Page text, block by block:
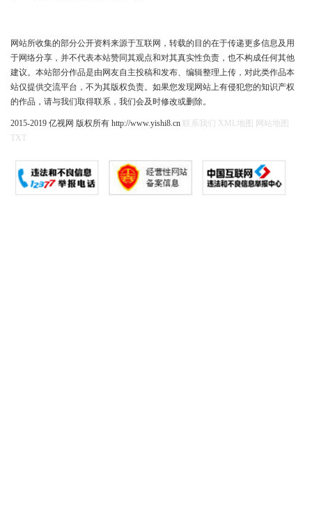
网站所收集的部分公开资料来源于互联网，转载的目的在于传递更多信息及用
于网络分享，并不代表本站赞同其观点和对其真实性负责，也不构成任何其他
建议。本站部分作品是由网友自主投稿和发布、编辑整理上传，对此类作品本
站仅提供交流平台，不为其版权负责。如果您发现网站上有侵犯您的知识产权
的作品，请与我们取得联系，我们会及时修改或删除。
2015-2019 亿视网 版权所有 http://www.yishi8.cn 联系我们 XML地图
网站地图
TXT